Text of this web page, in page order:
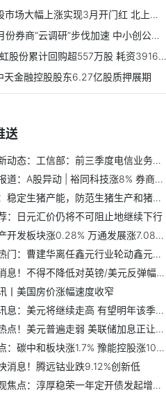
场大幅上涨实现3月开门红 北上资金终结6日净流出
券商“云调研”步伐加速 中小创公司仍是券商调研重点
股份累计回购超557万股 耗资3916.7万元
天金融控股股东6.27亿股质押展期
送
环球新动态：工信部：前三季度电信业务收入累计完成11971亿元...
每日报道：A股异动 | 裕同科技涨8% 券商指公司Q3表现超预...
国办：稳定生猪产能，防范生猪生产和猪肉价格出现大的波动
：日元汇价仍将不可阻止地继续下行
房地产开发板块涨0.28% 万通发展涨7.08%居首
当前热门：曹建华离任鑫元行业轮动鑫元鑫趋势灵活
世界消息！不得不降低对英镑/美元反弹幅度的预期
丨美国房价涨幅速度收窄
世界讯息：美元将继续走高 有望明年该季度见顶
世界热点！美元普遍走弱 美联储加息正让美国经济放缓
观焦点：碳中和板块涨1.7% 豫能控股涨10.04%居首
消息！腾远钴业跌9.12%创新低
世界观焦点：淳厚稳荣一年定开债发起增聘基金经理张蕊